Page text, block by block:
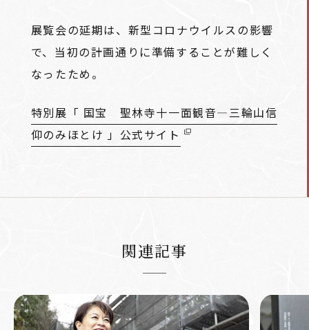
展覧会の延期は、新型コロナウイルスの影響
で、当初の計画通りに準備することが難しく
なったため。
特別展「 国宝 聖林寺十一面観音―三輪山信
仰のみほとけ 」公式サイト
関連記事